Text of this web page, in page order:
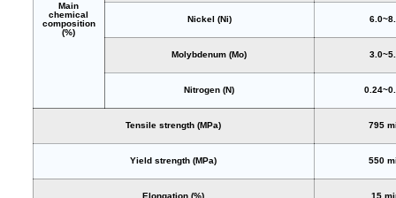
Main
chemical
composition
(%)
Nickel (Ni)
Molybdenum (Mo)
Nitrogen (N)
Tensile strength (MPa) 795
Yield strength (MPa) 550
Elongation (%) 15